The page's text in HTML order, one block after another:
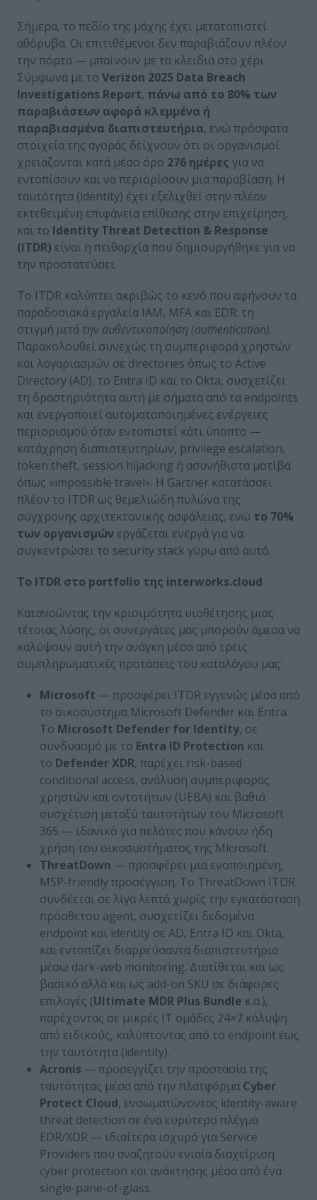
Σήμερα, το πεδίο της μάχης έχει μετατοπιστεί
αθόρυβα. Οι επιτιθέμενοι δεν παραβιάζουν πλέον
την πόρτα — μπαίνουν με τα κλειδιά στο χέρι.
Σύμφωνα με το Verizon 2025 Data Breach
Investigations Report, πάνω από το 80% των
παραβιάσεων αφορά κλεμμένα ή
παραβιασμένα διαπιστευτήρια, ενώ πρόσφατα
στοιχεία της αγοράς δείχνουν ότι οι οργανισμοί
χρειάζονται κατά μέσο όρο 276 ημέρες για να
εντοπίσουν και να περιορίσουν μια παραβίαση. Η
ταυτότητα (identity) έχει εξελιχθεί στην πλέον
εκτεθειμένη επιφάνεια επίθεσης στην επιχείρηση,
και το Identity Threat Detection & Response
(ITDR) είναι η πειθαρχία που δημιουργήθηκε για να
την προστατεύσει.
Το ITDR καλύπτει ακριβώς το κενό που αφήνουν τα
παραδοσιακά εργαλεία IAM, MFA και EDR: τη
στιγμή μετά την αυθεντικοποίηση (authentication).
Παρακολουθεί συνεχώς τη συμπεριφορά χρηστών
και λογαριασμών σε directories όπως το Active
Directory (AD), το Entra ID και το Okta, συσχετίζει
τη δραστηριότητα αυτή με σήματα από τα endpoints
και ενεργοποιεί αυτοματοποιημένες ενέργειες
περιορισμού όταν εντοπιστεί κάτι ύποπτο —
κατάχρηση διαπιστευτηρίων, privilege escalation,
token theft, session hijacking ή ασυνήθιστα μοτίβα
όπως «impossible travel». Η Gartner κατατάσσει
πλέον το ITDR ως θεμελιώδη πυλώνα της
σύγχρονης αρχιτεκτονικής ασφάλειας, ενώ το 70%
των οργανισμών εργάζεται ενεργά για να
συγκεντρώσει το security stack γύρω από αυτό.
Το ITDR στο portfolio της interworks.cloud
Κατανοώντας την κρισιμότητα υιοθέτησης μιας
τέτοιας λύσης, οι συνεργάτες μας μπορούν άμεσα να
καλύψουν αυτή την ανάγκη μέσα από τρεις
συμπληρωματικές προτάσεις του καταλόγου μας:
Microsoft — προσφέρει ITDR εγγενώς μέσα από
το οικοσύστημα Microsoft Defender και Entra.
Το Microsoft Defender for Identity, σε
συνδυασμό με το Entra ID Protection και
το DefenderXDR, παρέχει risk-based
conditional access, ανάλυση συμπεριφοράς
χρηστών και οντοτήτων (UEBA) και βαθιά
συσχέτιση μεταξύ ταυτοτήτων του Microsoft
365 — ιδανικό για πελάτες που κάνουν ήδη
χρήση του οικοσυστήματος της Microsoft.
ThreatDown — προσφέρει μια ενοποιημένη,
MSP-friendly προσέγγιση. Το ThreatDown ITDR
συνδέεται σε λίγα λεπτά χωρίς την εγκατάσταση
πρόσθετου agent, συσχετίζει δεδομένα
endpoint και identity σε AD, Entra ID και Okta,
και εντοπίζει διαρρεύσαντα διαπιστευτήρια
μέσω dark-web monitoring. Διατίθεται και ως
βασικό αλλά και ως add-on SKU σε διάφορες
επιλογές (Ultimate MDR Plus Bundle κ.α.),
παρέχοντας σε μικρές IT ομάδες 24×7 κάλυψη
από ειδικούς, καλύπτοντας από το endpoint έως
την ταυτότητα (identity).
Acronis — προσεγγίζει την προστασία της
ταυτότητας μέσα από την πλατφόρμα Cyber
Protect Cloud, ενσωματώνοντας identity-aware
threat detection σε ένα ευρύτερο πλέγμα
EDR/XDR — ιδιαίτερα ισχυρό για Service
Providers που αναζητούν ενιαία διαχείριση
cyber protection και ανάκτησης μέσα από ένα
single-pane-of-glass.